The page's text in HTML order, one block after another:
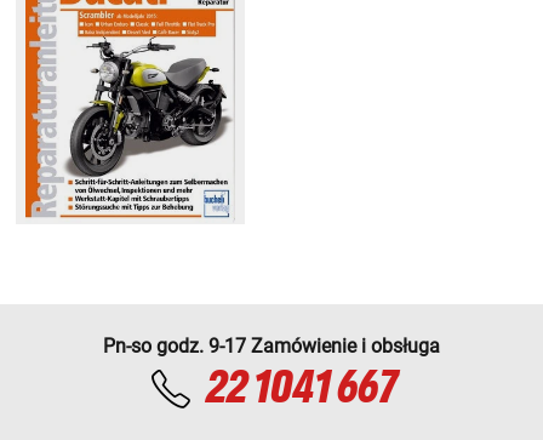
Pn-so godz. 9-17 Zamówienie i obsługa
22 1041 667